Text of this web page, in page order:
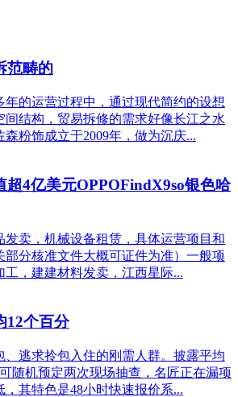
范畴的
年的运营过程中，通过现代简约的设想
间结构，贸易拆修的需求好像长江之水
粉饰成立于2009年，做为沉庆...
超4亿美元OPPOFindX9so银色哈
发卖，机械设备租赁，具体运营项目和
部分核准文件大概可证件为准）一般项
工，建建材料发卖，江西星际...
12个百分
、逃求拎包入住的刚需人群。披露平均
随机预定两次现场抽查，名匠正在漏项
，其特色是48小时快速报价系...